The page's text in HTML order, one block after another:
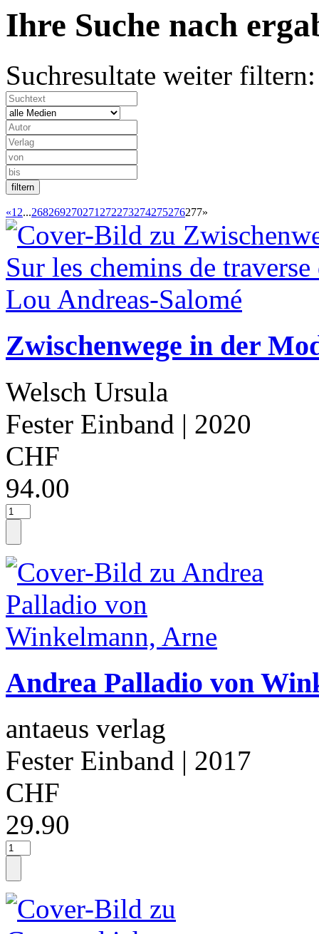
Ihre Suche nach
Suchresultate weiter filtern:
«12...268269270271272273274275276277»
Zwischenwege in der
Welsch Ursula
Fester Einband | 2020
CHF
94.00
Andrea Palladio von
antaeus verlag
Fester Einband | 2017
CHF
29.90